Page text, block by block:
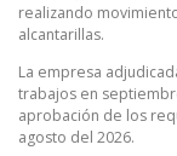
realizando
alcantarillas.
La empresa
trabajos en
aprobación de los
agosto del 2026.